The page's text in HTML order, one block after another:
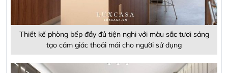
Thiết kế phòng bếp đầy đủ tiện nghi với màu sắc tươi sáng
tạo cảm giác thoải mái cho người sử dụng